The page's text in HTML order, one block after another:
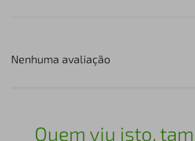
Nenhuma avaliação
Quem viu isto,